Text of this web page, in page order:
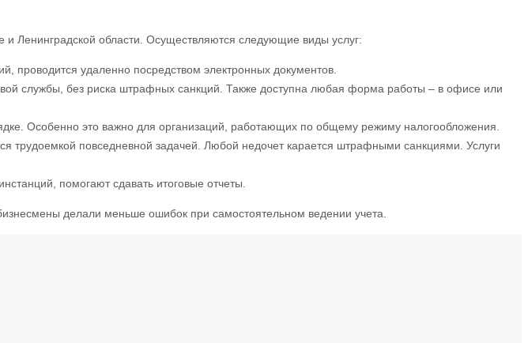
Ленинградской области. Осуществляются следующие виды услуг:
проводится удаленно посредством электронных документов.
службы, без риска штрафных санкций. Также доступна любая форма работы – в офисе или
Особенно это важно для организаций, работающих по общему режиму налогообложения.
трудоемкой повседневной задачей. Любой недочет карается штрафными санкциями. Услуги
помогают сдавать итоговые отчеты.
делали меньше ошибок при самостоятельном ведении учета.